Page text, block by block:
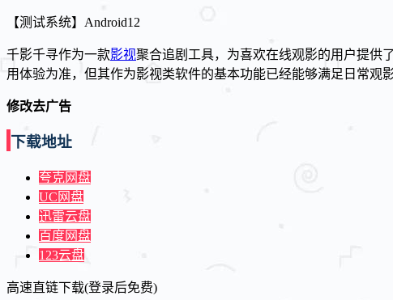
【测试系统】Android12
千影千寻作为一款影视聚合追剧工具，为喜欢在线观影的用户提供
用体验为准，但其作为影视类软件的基本功能已经能够满足日常观影
修改去广告
下载地址
夸克网盘
UC网盘
迅雷云盘
百度网盘
123云盘
高速直链下载(登录后免费)